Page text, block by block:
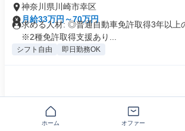
神奈川県川崎市幸区
月給33万円～70万円
求める人材: ◎普通自動車免許取得3年以上
※2種免許取得支援あり...
シフト自由 即日勤務OK
ITサポート(翻訳・通訳・ヘルプデスク
ホーム オファー